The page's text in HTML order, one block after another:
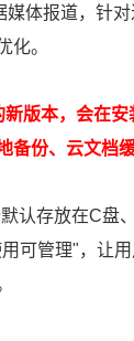
体报道，针
化。
版本，会在
备份、云文档
认存放在C盘
可管理"，让